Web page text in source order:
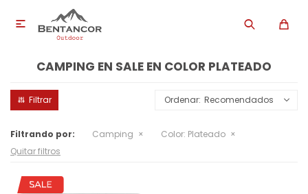

CAMPING EN SALE EN COLOR PLATEADO
Recomendados
Filtrando por: Camping Color: Plateado
Quitar filtros